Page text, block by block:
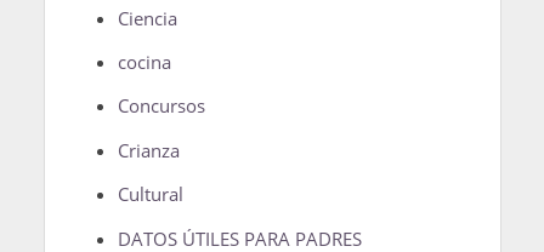
Ciencia
cocina
Concursos
Crianza
Cultural
DATOS ÚTILES PARA PADRES